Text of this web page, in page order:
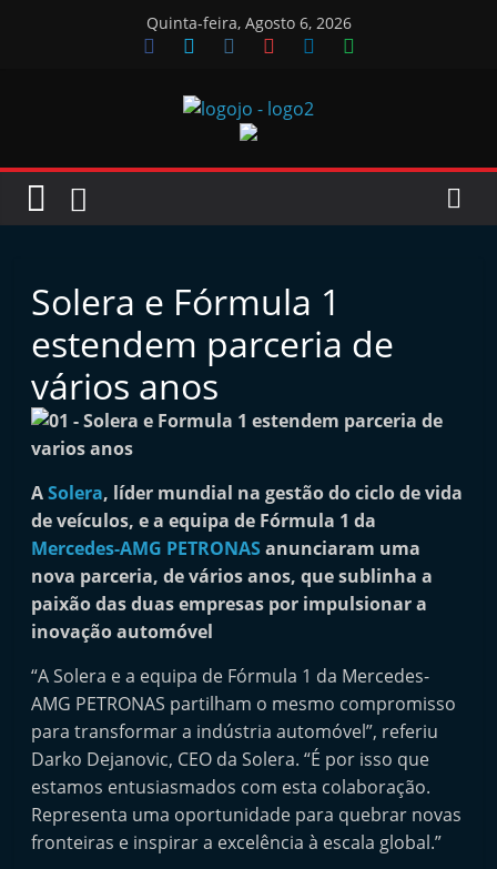
Quinta-feira, Agosto 6, 2026
Jornal
Oficinas
o
r
n
i
n
d
e
p
e
n
d
e
n
t
e
Solera e Fórmula 1
estendem parceria de
vários anos
ASolera, líder mundial na gestão do ciclo de vida
de veículos, e a equipa de Fórmula 1 da
Mercedes-AMG PETRONASanunciaram uma
nova parceria, de vários anos, que sublinha a
paixão das duas empresas por impulsionar a
inovação automóvel
“A Solera e a equipa de Fórmula 1 da Mercedes-
AMG PETRONAS partilham o mesmo compromisso
para transformar a indústria automóvel”, referiu
Darko Dejanovic, CEO da Solera. “É por isso que
estamos entusiasmados com esta colaboração.
Representa uma oportunidade para quebrar novas
fronteiras e inspirar a excelência à escala global.”